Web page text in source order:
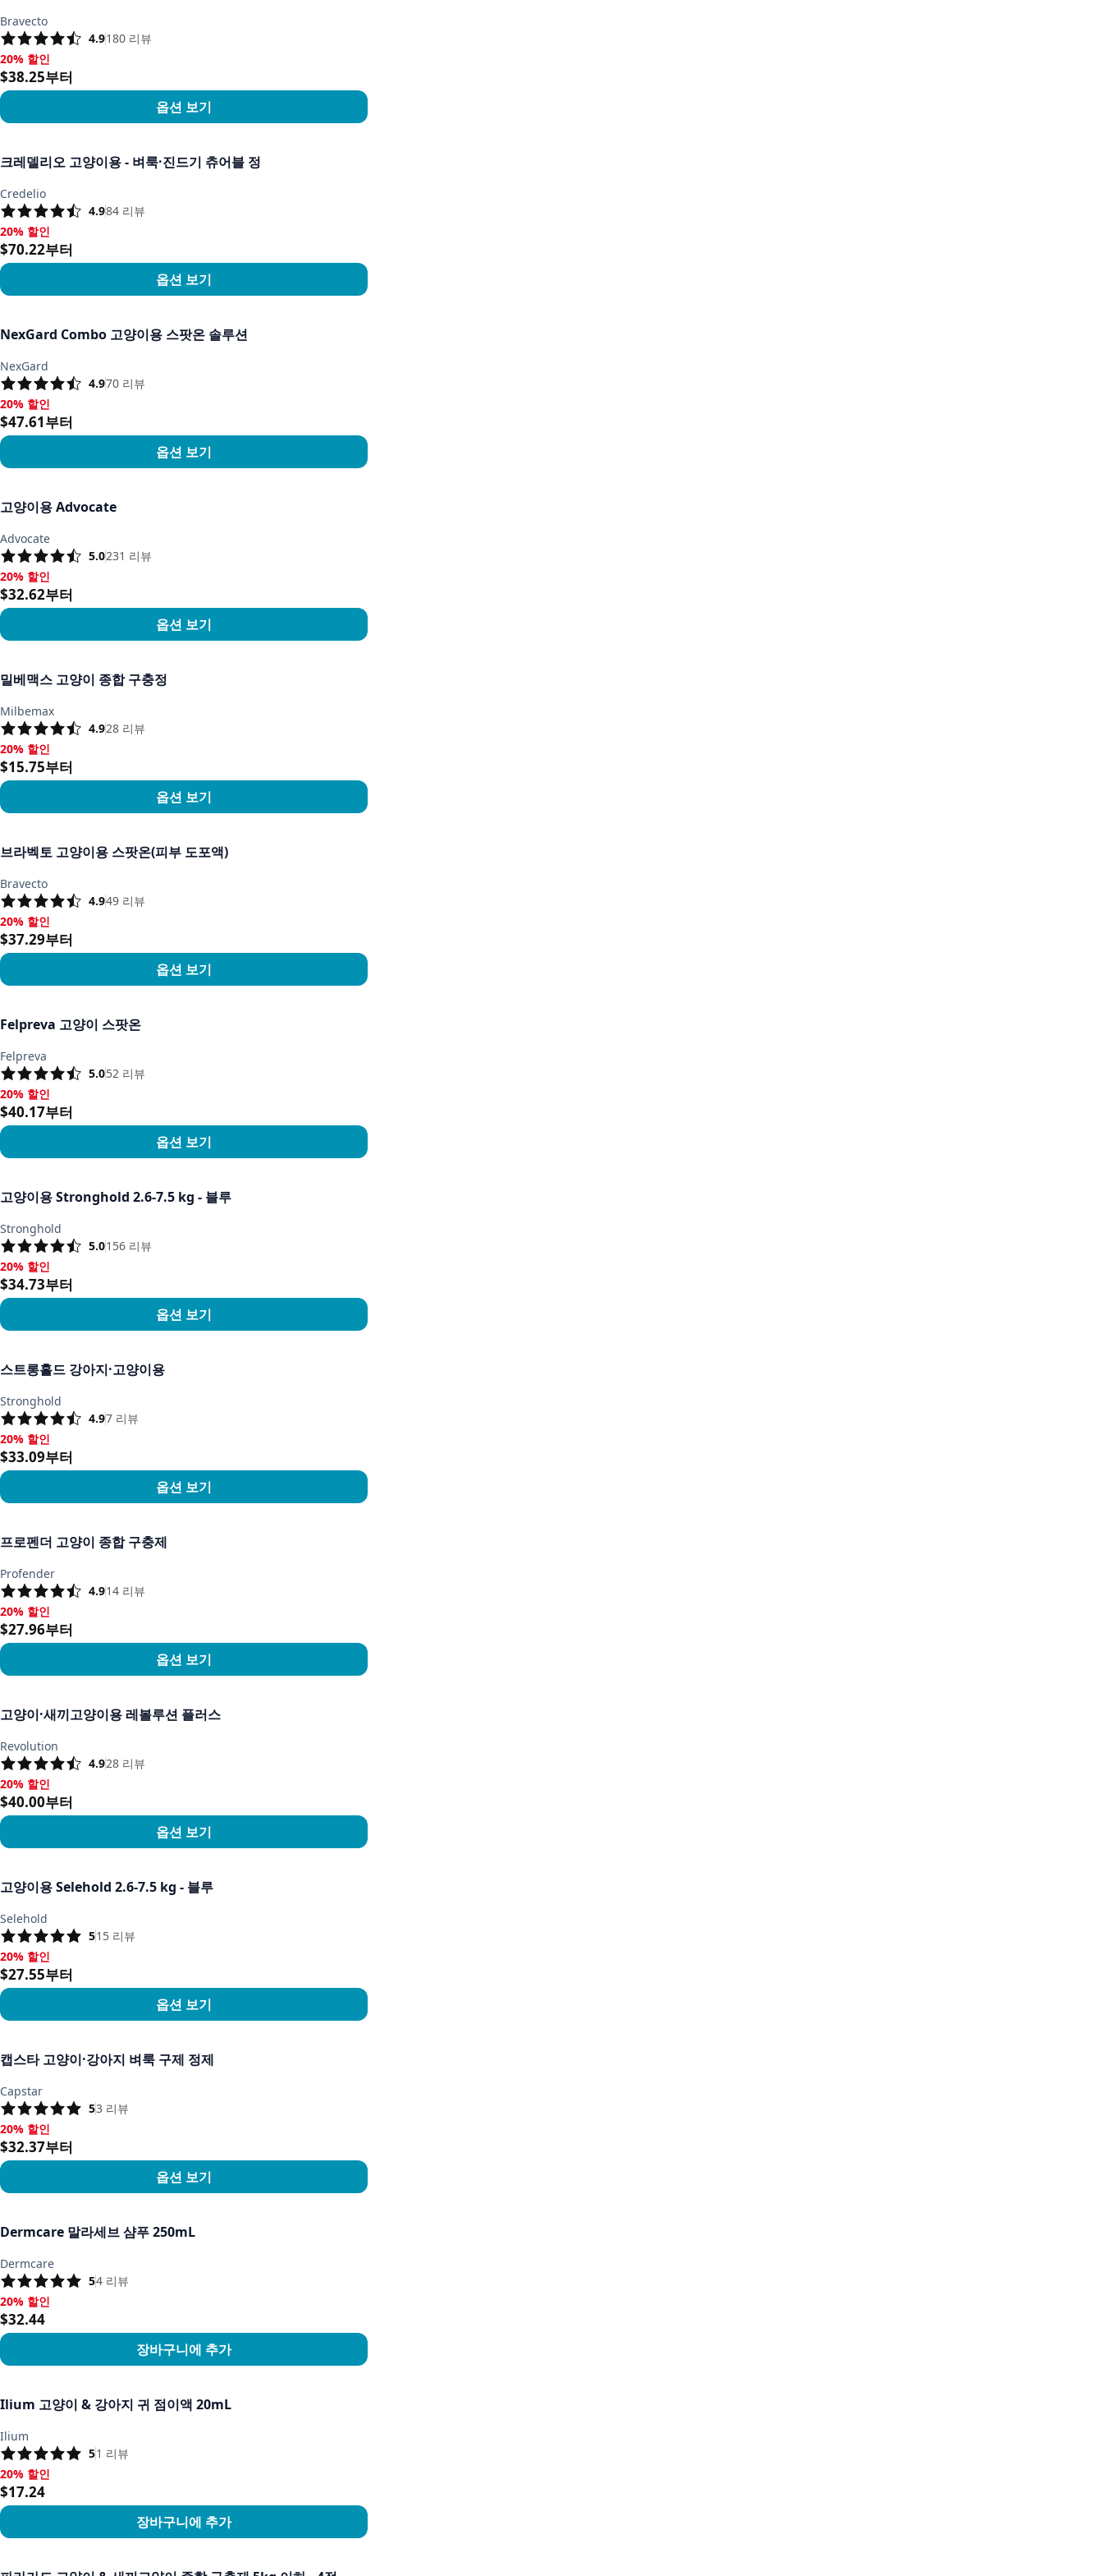
Bravecto
4.9180 리뷰
20% 할인, $38.25부터
20% 할인
$38.25부터
옵션 보기
크레델리오 고양이용 - 벼룩·진드기 츄어블 정
Credelio
4.984 리뷰
20% 할인, $70.22부터
20% 할인
$70.22부터
옵션 보기
NexGard Combo 고양이용 스팟온 솔루션
NexGard
4.970 리뷰
20% 할인, $47.61부터
20% 할인
$47.61부터
옵션 보기
고양이용 Advocate
Advocate
5.0231 리뷰
20% 할인, $32.62부터
20% 할인
$32.62부터
옵션 보기
밀베맥스 고양이 종합 구충정
Milbemax
4.928 리뷰
20% 할인, $15.75부터
20% 할인
$15.75부터
옵션 보기
브라벡토 고양이용 스팟온(피부 도포액)
Bravecto
4.949 리뷰
20% 할인, $37.29부터
20% 할인
$37.29부터
옵션 보기
Felpreva 고양이 스팟온
Felpreva
5.052 리뷰
20% 할인, $40.17부터
20% 할인
$40.17부터
옵션 보기
고양이용 Stronghold 2.6-7.5 kg - 블루
Stronghold
5.0156 리뷰
20% 할인, $34.73부터
20% 할인
$34.73부터
옵션 보기
스트롱홀드 강아지·고양이용
Stronghold
4.97 리뷰
20% 할인, $33.09부터
20% 할인
$33.09부터
옵션 보기
프로펜더 고양이 종합 구충제
Profender
4.914 리뷰
20% 할인, $27.96부터
20% 할인
$27.96부터
옵션 보기
고양이·새끼고양이용 레볼루션 플러스
Revolution
4.928 리뷰
20% 할인, $40.00부터
20% 할인
$40.00부터
옵션 보기
고양이용 Selehold 2.6-7.5 kg - 블루
Selehold
515 리뷰
20% 할인, $27.55부터
20% 할인
$27.55부터
옵션 보기
캡스타 고양이·강아지 벼룩 구제 정제
Capstar
53 리뷰
20% 할인, $32.37부터
20% 할인
$32.37부터
옵션 보기
Dermcare 말라세브 샴푸 250mL
Dermcare
54 리뷰
20% 할인, $32.44
20% 할인
$32.44
장바구니에 추가
Ilium 고양이 & 강아지 귀 점이액 20mL
Ilium
51 리뷰
20% 할인, $17.24
20% 할인
$17.24
장바구니에 추가